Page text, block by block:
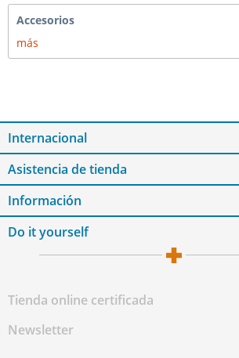
Accesorios
más
Internacional
Asistencia de tienda
Información
Do it yourself
Tienda online certificada
Newsletter